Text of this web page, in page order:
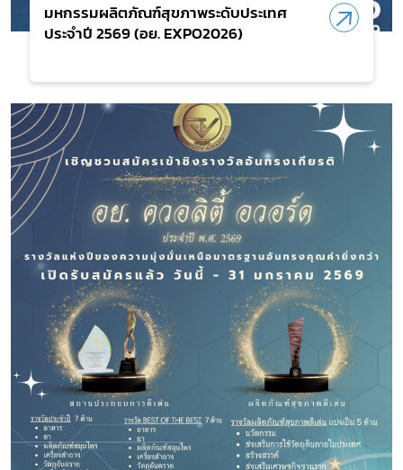
มหกรรมผลิตภัณฑ์สุขภาพระดับประเทศ
ประจำปี 2569 (อย. EXPO2026)